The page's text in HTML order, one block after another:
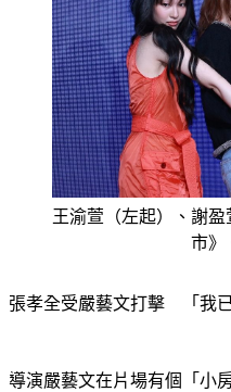
王渝萱（左起）、謝
市》
張孝全受嚴藝文打擊　「我
導演嚴藝文在片場有個「小